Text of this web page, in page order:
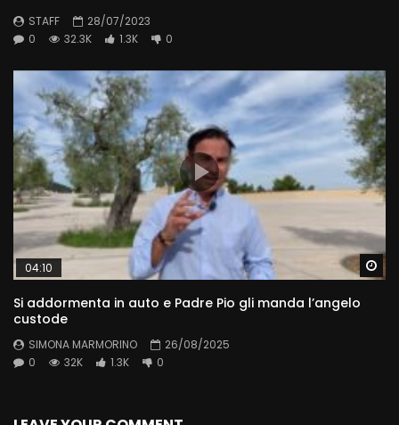
STAFF
28/07/2023
0
32.3K 1.3K 0
04:10
Si addormenta in auto e Padre Pio gli manda l’angelo
custode
SIMONA MARMORINO
26/08/2025
0
32K 1.3K 0